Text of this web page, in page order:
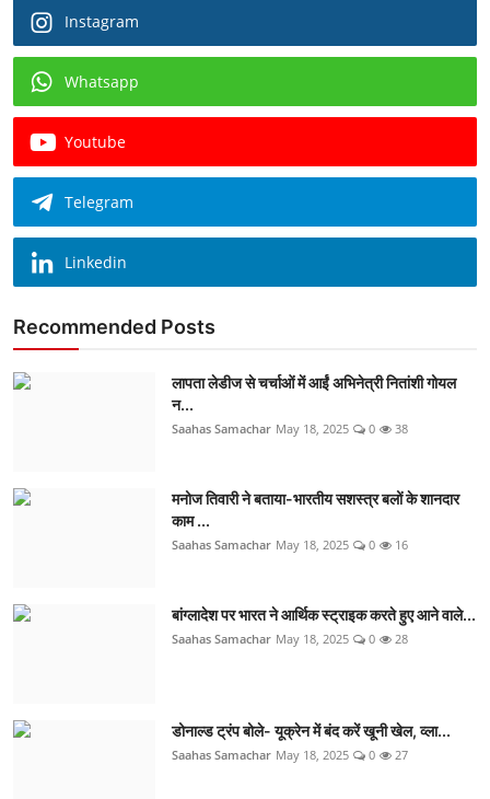
Instagram
Whatsapp
Youtube
Telegram
Linkedin
Recommended Posts
लापता लेडीज से चर्चाओं में आईं अभिनेत्री नितांशी गोयल
न...
Saahas Samachar May 18, 2025 0 38
मनोज तिवारी ने बताया-भारतीय सशस्त्र बलों के शानदार
काम ...
Saahas Samachar May 18, 2025 0 16
बांग्लादेश पर भारत ने आर्थिक स्ट्राइक करते हुए आने वाले...
Saahas Samachar May 18, 2025 0 28
डोनाल्ड ट्रंप बोले- यूक्रेन में बंद करें खूनी खेल, व्ला...
Saahas Samachar May 18, 2025 0 27